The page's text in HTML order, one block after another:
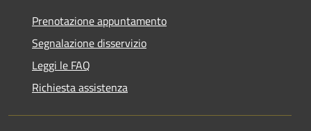
Prenotazione appuntamento
Segnalazione disservizio
Leggi le FAQ
Richiesta assistenza